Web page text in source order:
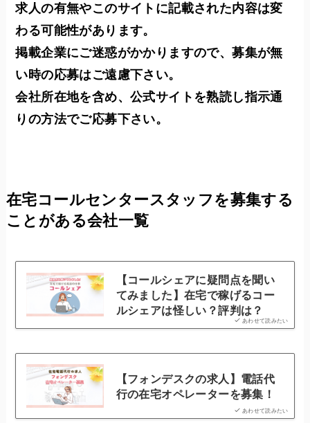
求人の有無やこのサイトに記載された内容は変
わる可能性があります。
掲載企業にご迷惑がかかりますので、募集が無
い時の応募はご遠慮下さい。
会社所在地を含め、公式サイトを熟読し指示通
りの方法でご応募下さい。
在宅コールセンタースタッフを募集する
ことがある会社一覧
あわせて読みたい
【コールシェアに疑問点を聞い
てみました】在宅で稼げるコー
ルシェアは怪しい？評判は？
あわせて読みたい
【フォンデスクの求人】電話代
行の在宅オペレーターを募集！